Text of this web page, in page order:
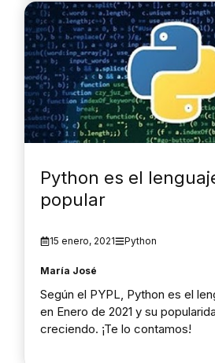
Python es el
popular
15 enero, 2021 Python
María José
Según el PYPL, Python es el
en Enero de 2021 y su
creciendo. ¡Te lo contamos!